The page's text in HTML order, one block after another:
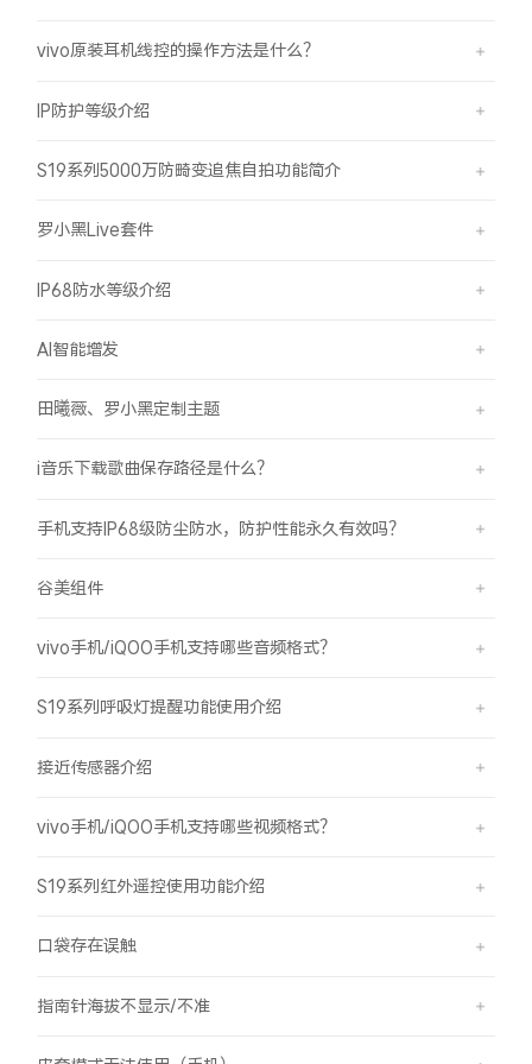
vivo原装耳机线控的操作方法是什么？
IP防护等级介绍
S19系列5000万防畸变追焦自拍功能简介
罗小黑Live套件
IP68防水等级介绍
AI智能增发
田曦薇、罗小黑定制主题
i音乐下载歌曲保存路径是什么？
手机支持IP68级防尘防水，防护性能永久有效吗？
谷美组件
vivo手机/iQOO手机支持哪些音频格式？
S19系列呼吸灯提醒功能使用介绍
接近传感器介绍
vivo手机/iQOO手机支持哪些视频格式？
S19系列红外遥控使用功能介绍
口袋存在误触
指南针海拔不显示/不准